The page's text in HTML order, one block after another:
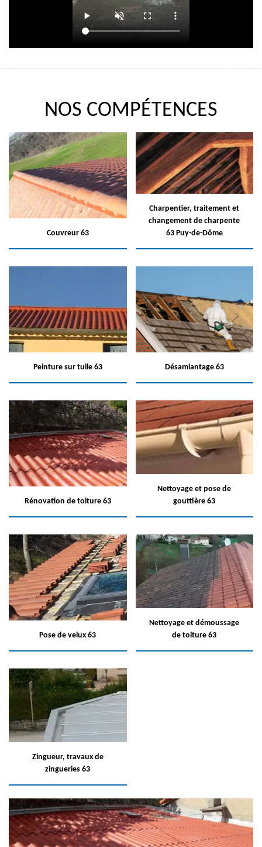
NOS COMPÉTENCES
Couvreur 63
Charpentier, traitement et
changement de charpente
63 Puy-de-Dôme
Peinture sur tuile 63 Désamiantage 63
Rénovation de toiture 63
Nettoyage et pose de
gouttière 63
Pose de velux 63
Nettoyage et démoussage
de toiture 63
Zingueur, travaux de
zingueries 63